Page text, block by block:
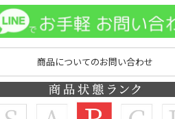
商品についてのお問い合わせ